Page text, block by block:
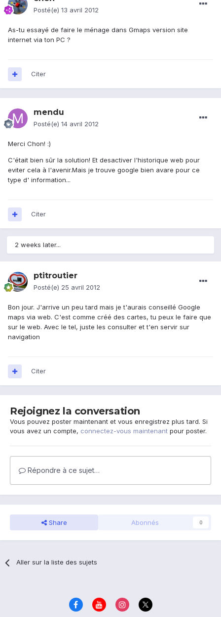
Posté(e) 13 avril 2012
As-tu essayé de faire le ménage dans Gmaps version site
internet via ton PC ?
Citer
mendu
Posté(e) 14 avril 2012
Merci Chon! :)
C'était bien sûr la solution! Et desactiver l'historique web pour
eviter cela à l'avenir.Mais je trouve google bien avare pour ce
type d' information...
Citer
2 weeks later...
ptitroutier
Posté(e) 25 avril 2012
Bon jour. J'arrive un peu tard mais je t'aurais conseillé Google
maps via web. C'est comme créé des cartes, tu peux le faire que
sur le web. Avec le tel, juste les consulter et t'en servir sur
navigation
Citer
Rejoignez la conversation
Vous pouvez poster maintenant et vous enregistrez plus tard. Si
vous avez un compte, connectez-vous maintenant pour poster.
Répondre à ce sujet…
Share Abonnés 0
Aller sur la liste des sujets